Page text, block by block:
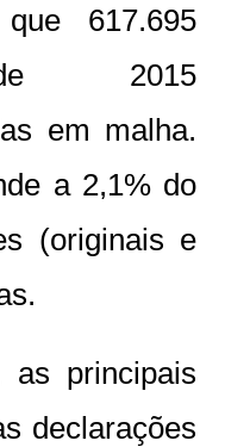
617.695
de 2015
em malha.
a 2,1% do
(originais e
as principais
declarações